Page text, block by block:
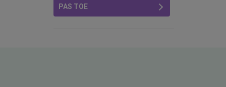
PAS TOE